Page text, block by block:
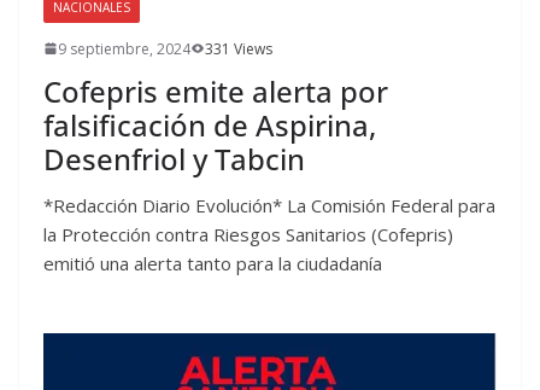
NACIONALES
9 septiembre, 2024 331 Views
Cofepris emite alerta por
falsificación de Aspirina,
Desenfriol y Tabcin
*Redacción Diario Evolución* La Comisión Federal para
la Protección contra Riesgos Sanitarios (Cofepris)
emitió una alerta tanto para la ciudadanía